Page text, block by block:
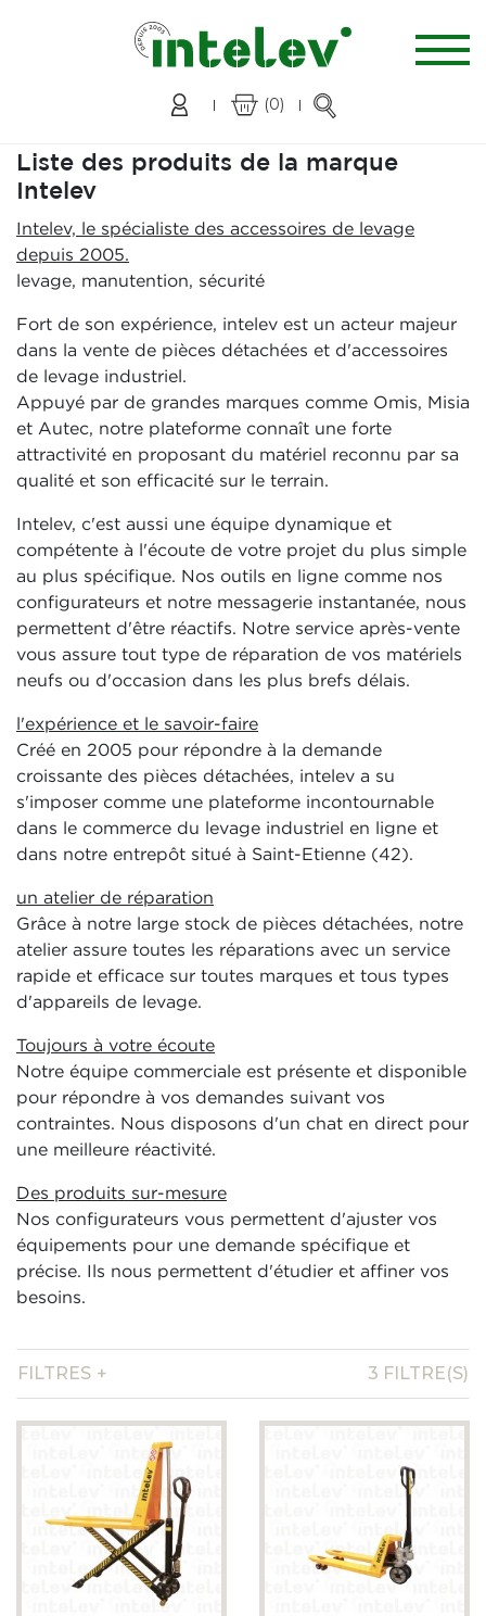
(0)
Liste des produits de la marque
Intelev
Intelev, le spécialiste des accessoires de levage
depuis 2005.
levage, manutention, sécurité
Fort de son expérience, intelev est un acteur majeur
dans la vente de pièces détachées et d'accessoires
de levage industriel.
Appuyé par de grandes marques comme Omis, Misia
et Autec, notre plateforme connaît une forte
attractivité en proposant du matériel reconnu par sa
qualité et son efficacité sur le terrain.
Intelev, c'est aussi une équipe dynamique et
compétente à l'écoute de votre projet du plus simple
au plus spécifique. Nos outils en ligne comme nos
configurateurs et notre messagerie instantanée, nous
permettent d'être réactifs. Notre service après-vente
vous assure tout type de réparation de vos matériels
neufs ou d'occasion dans les plus brefs délais.
l'expérience et le savoir-faire
Créé en 2005 pour répondre à la demande
croissante des pièces détachées, intelev a su
s'imposer comme une plateforme incontournable
dans le commerce du levage industriel en ligne et
dans notre entrepôt situé à Saint-Etienne (42).
un atelier de réparation
Grâce à notre large stock de pièces détachées, notre
atelier assure toutes les réparations avec un service
rapide et efficace sur toutes marques et tous types
d'appareils de levage.
Toujours à votre écoute
Notre équipe commerciale est présente et disponible
pour répondre à vos demandes suivant vos
contraintes. Nous disposons d'un chat en direct pour
une meilleure réactivité.
Des produits sur-mesure
Nos configurateurs vous permettent d'ajuster vos
équipements pour une demande spécifique et
précise. Ils nous permettent d'étudier et affiner vos
besoins.
FILTRES 3 FILTRE(S)